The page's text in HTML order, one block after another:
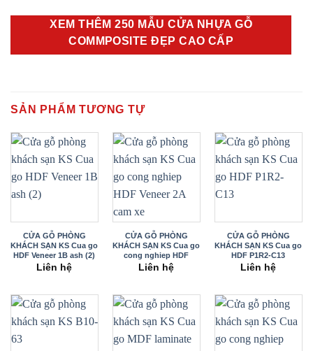
XEM THÊM 250 MẪU CỬA NHỰA GỖ
COMMPOSITE ĐẸP CAO CẤP
SẢN PHẨM TƯƠNG TỰ
CỬA GỖ PHÒNG
KHÁCH SẠN KS Cua go
HDF Veneer 1B ash (2)
Liên hệ
CỬA GỖ PHÒNG
KHÁCH SẠN KS Cua go
cong nghiep HDF
Veneer 2A cam xe
Liên hệ
CỬA GỖ PHÒNG
KHÁCH SẠN KS Cua go
HDF P1R2-C13
Liên hệ